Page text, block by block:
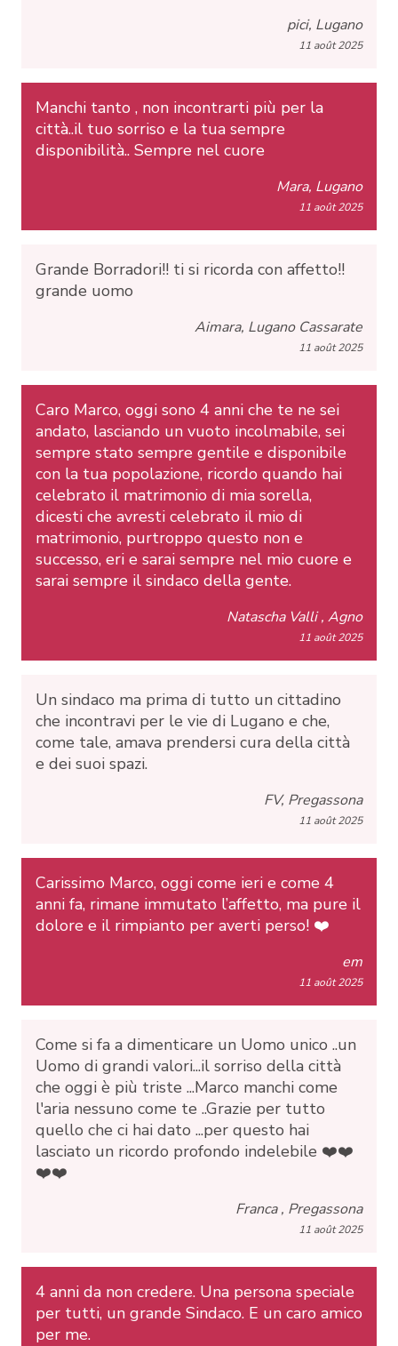
pici, Lugano
11 août 2025
Manchi tanto , non incontrarti più per la
città..il tuo sorriso e la tua sempre
disponibilità.. Sempre nel cuore
Mara, Lugano
11 août 2025
Grande Borradori!! ti si ricorda con affetto!!
grande uomo
Aimara, Lugano Cassarate
11 août 2025
Caro Marco, oggi sono 4 anni che te ne sei
andato, lasciando un vuoto incolmabile, sei
sempre stato sempre gentile e disponibile
con la tua popolazione, ricordo quando hai
celebrato il matrimonio di mia sorella,
dicesti che avresti celebrato il mio di
matrimonio, purtroppo questo non e
successo, eri e sarai sempre nel mio cuore e
sarai sempre il sindaco della gente.
Natascha Valli , Agno
11 août 2025
Un sindaco ma prima di tutto un cittadino
che incontravi per le vie di Lugano e che,
come tale, amava prendersi cura della città
e dei suoi spazi.
FV, Pregassona
11 août 2025
Carissimo Marco, oggi come ieri e come 4
anni fa, rimane immutato l’affetto, ma pure il
dolore e il rimpianto per averti perso! ❤️
em
11 août 2025
Come si fa a dimenticare un Uomo unico ..un
Uomo di grandi valori...il sorriso della città
che oggi è più triste ...Marco manchi come
l'aria nessuno come te ..Grazie per tutto
quello che ci hai dato ...per questo hai
lasciato un ricordo profondo indelebile ❤️❤️
❤️❤️
Franca , Pregassona
11 août 2025
4 anni da non credere. Una persona speciale
per tutti, un grande Sindaco. E un caro amico
per me.